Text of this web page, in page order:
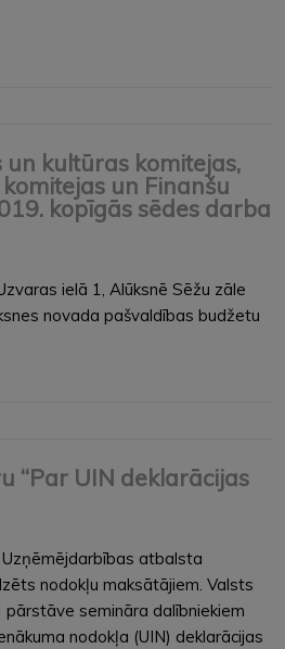
un kultūras komitejas,
un Finanšu
kopīgās sēdes darba
ielā 1, Alūksnē Sēžu zāle
novada pašvaldības budžetu
“Par UIN deklarācijas
atbalsta
nodokļu maksātājiem. Valsts
semināra dalībniekiem
nodokļa (UIN) deklarācijas